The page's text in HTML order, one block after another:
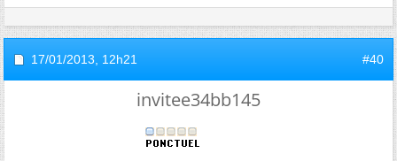
17/01/2013, 12h21 #40
invitee34bb145